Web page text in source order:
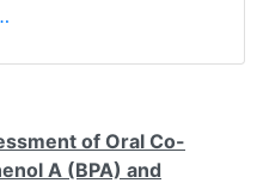
of Oral Co-
A (BPA) and